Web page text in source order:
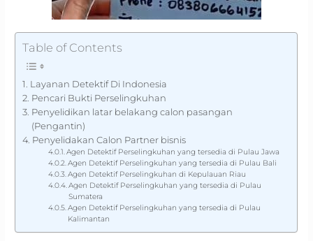
Table of Contents
Layanan Detektif Di Indonesia
Pencari Bukti Perselingkuhan
Penyelidikan latar belakang calon pasangan
(Pengantin)
Penyelidakan Calon Partner bisnis
Agen Detektif Perselingkuhan yang tersedia di Pulau Jawa
Agen Detektif Perselingkuhan yang tersedia di Pulau Bali
Agen Detektif Perselingkuhan di Kepulauan Riau
Agen Detektif Perselingkuhan yang tersedia di Pulau
Sumatera
Agen Detektif Perselingkuhan yang tersedia di Pulau
Kalimantan